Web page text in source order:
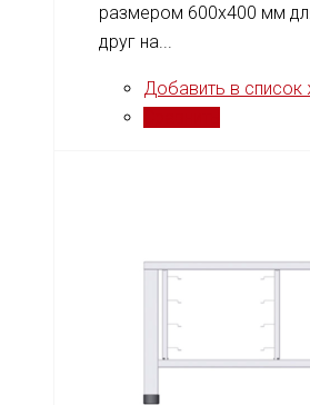
размером 600x400 мм
друг на...
Добавить в список